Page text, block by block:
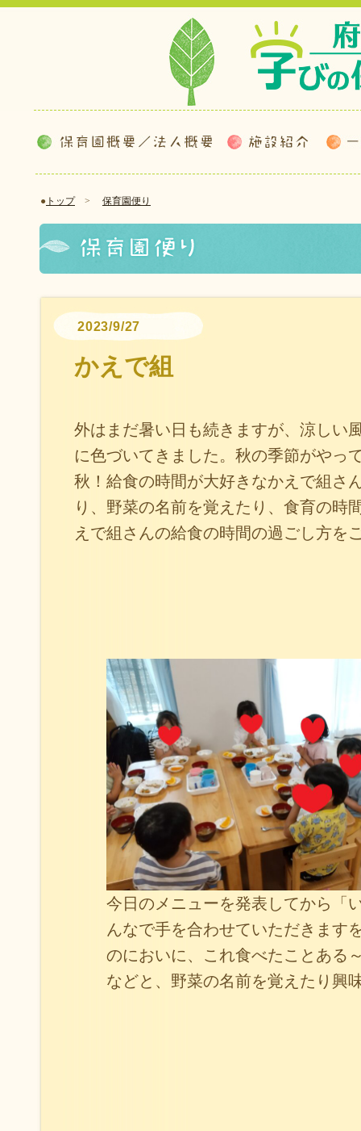
● トップ> 保育園便り
2023/9/27
かえで組
外はまだ暑い日も続きますが、涼しい
に色づいてきました。秋の季節がやっ
秋！給食の時間が大好きなかえで組さ
り、野菜の名前を覚えたり、食育の時
えで組さんの給食の時間の過ごし方を
今日のメニューを発表してから「
んなで手を合わせていただきます
のにおいに、これ食べたことある
などと、野菜の名前を覚えたり興